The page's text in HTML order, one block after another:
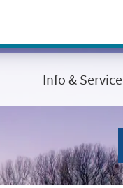
Info & Service